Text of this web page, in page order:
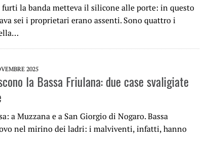
furti la banda metteva il silicone alle porte: in questo
sei i proprietari erano assenti. Sono quattro i
2025
la Bassa Friulana: due case svaligiate
a Muzzana e a San Giorgio di Nogaro. Bassa
nel mirino dei ladri: i malviventi, infatti, hanno